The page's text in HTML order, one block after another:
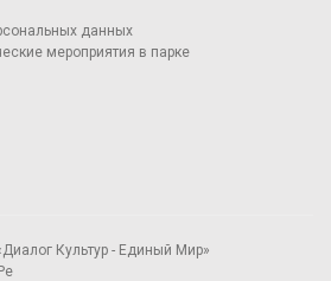
данных
мероприятия в парке
Культур - Единый Мир»